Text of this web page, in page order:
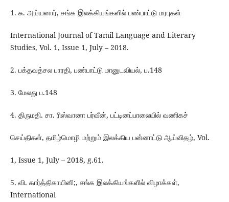
1. சு. அய்யனார், சங்க இலக்கியங்களில் பண்பாட்டு மரபுகள்
International Journal of Tamil Language and Literary
Studies, Vol. 1, Issue 1, July – 2018.
2. பக்தவத்சல பாரதி, பண்பாட்டு மானுடவியல், ப.148
3. மேலது ப.148
4. திருமதி. சா. ரிஸ்வானா பர்வீன், பட்டினப்பாலையில் வணிகச்
செய்திகள், தமிழ்மொழி மற்றும் இலக்கிய பன்னாட்டு ஆய்விதழ், Vol.
1, Issue 1, July – 2018, g.61.
5. வி. கார்த்திகாயினி;, சங்க இலக்கியங்களில் விழாக்கள்,
International